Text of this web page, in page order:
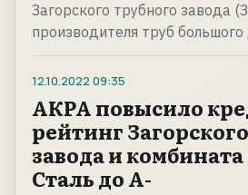
Загорского трубного завода
производителя труб
12.10.2022 09:35
АКРА повысило
рейтинг
завода и
Сталь до А-